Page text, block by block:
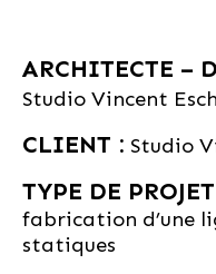
ARCHITECTE –
Studio Vincent
CLIENT : Studio
TYPE DE
fabrication d’une
statiques